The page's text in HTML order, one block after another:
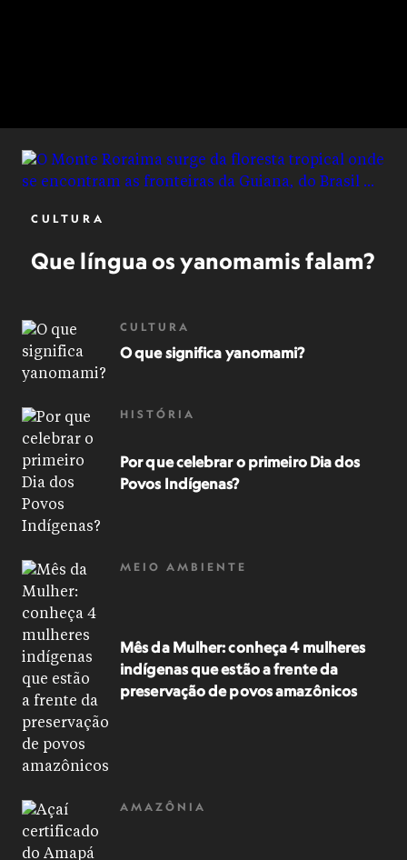
CULTURA
Que língua os yanomamis falam?
CULTURA
O que significa yanomami?
HISTÓRIA
Por que celebrar o primeiro Dia dos
Povos Indígenas?
MEIO AMBIENTE
Mês da Mulher: conheça 4 mulheres
indígenas que estão a frente da
preservação de povos amazônicos
AMAZÔNIA